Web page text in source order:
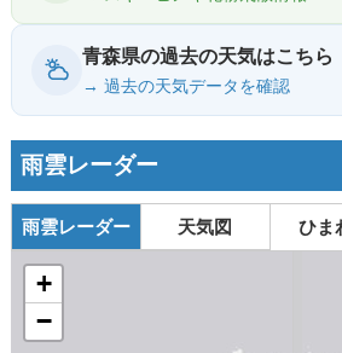
青森県の過去の天気はこちら
→ 過去の天気データを確認
雨雲レーダー
雨雲レーダー 天気図 ひま
+
−